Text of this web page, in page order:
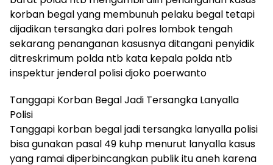
korban begal yang membunuh pelaku begal tetapi
dijadikan tersangka dari polres lombok tengah
sekarang penanganan kasusnya ditangani penyidik
ditreskrimum polda ntb kata kepala polda ntb
inspektur jenderal polisi djoko poerwanto
Tanggapi Korban Begal Jadi Tersangka Lanyalla
Polisi
Tanggapi korban begal jadi tersangka lanyalla polisi
bisa gunakan pasal 49 kuhp menurut lanyalla kasus
yang ramai diperbincangkan publik itu aneh karena